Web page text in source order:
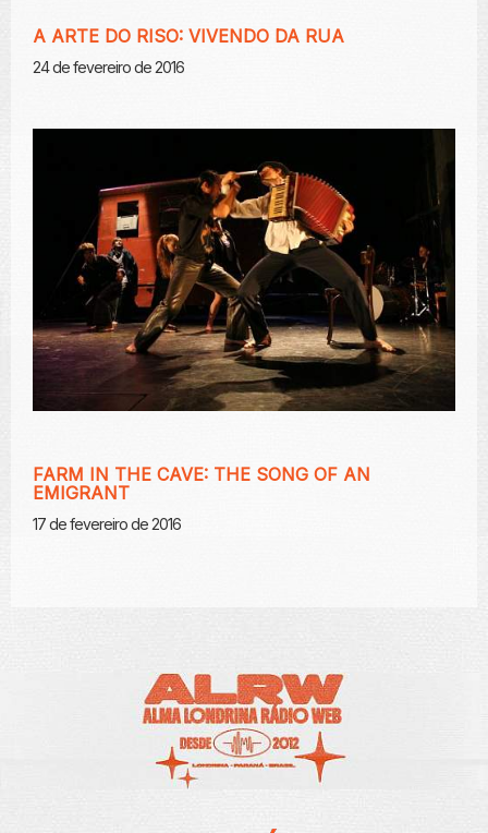
A ARTE DO RISO: VIVENDO DA RUA
24 de fevereiro de 2016
FARM IN THE CAVE: THE SONG OF AN
EMIGRANT
17 de fevereiro de 2016